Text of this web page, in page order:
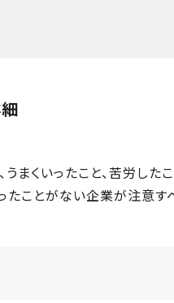
まくいったこと、苦労した
たことがない企業が注意す